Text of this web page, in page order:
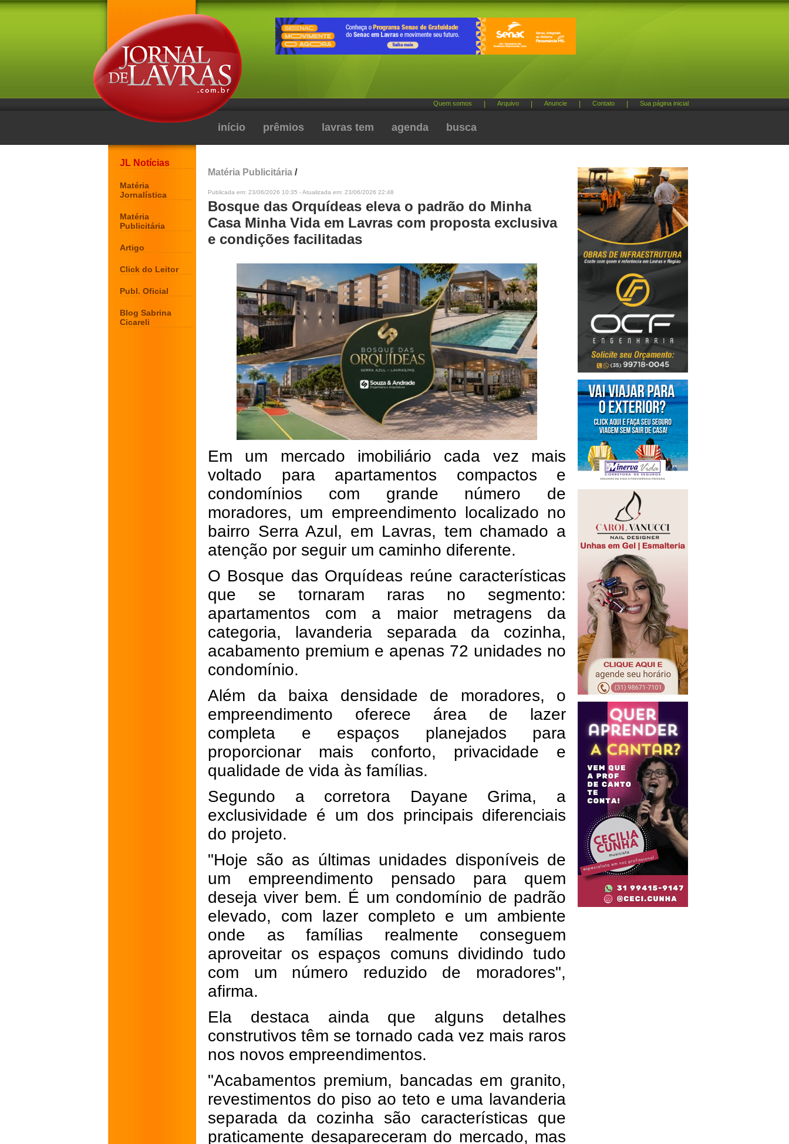
Quem somos Arquivo Anuncie Contato Sua página inicial
início prêmios lavras tem agenda busca
JL Notícias
Matéria
Jornalística
Matéria
Publicitária
Artigo
Click do Leitor
Publ. Oficial
Blog Sabrina
Cicareli
Matéria Publicitária /
Publicada em: 23/06/2026 10:35 - Atualizada em: 23/06/2026 22:48
Bosque das Orquídeas eleva o padrão do Minha
Casa Minha Vida em Lavras com proposta exclusiva
e condições facilitadas
Em um mercado imobiliário cada vez mais
voltado para apartamentos compactos e
condomínios com grande número de
moradores, um empreendimento localizado no
bairro Serra Azul, em Lavras, tem chamado a
atenção por seguir um caminho diferente.
O Bosque das Orquídeas reúne características
que se tornaram raras no segmento:
apartamentos com a maior metragens da
categoria, lavanderia separada da cozinha,
acabamento premium e apenas 72 unidades no
condomínio.
Além da baixa densidade de moradores, o
empreendimento oferece área de lazer
completa e espaços planejados para
proporcionar mais conforto, privacidade e
qualidade de vida às famílias.
Segundo a corretora Dayane Grima, a
exclusividade é um dos principais diferenciais
do projeto.
"Hoje são as últimas unidades disponíveis de
um empreendimento pensado para quem
deseja viver bem. É um condomínio de padrão
elevado, com lazer completo e um ambiente
onde as famílias realmente conseguem
aproveitar os espaços comuns dividindo tudo
com um número reduzido de moradores",
afirma.
Ela destaca ainda que alguns detalhes
construtivos têm se tornado cada vez mais raros
nos novos empreendimentos.
"Acabamentos premium, bancadas em granito,
revestimentos do piso ao teto e uma lavanderia
separada da cozinha são características que
praticamente desapareceram do mercado, mas